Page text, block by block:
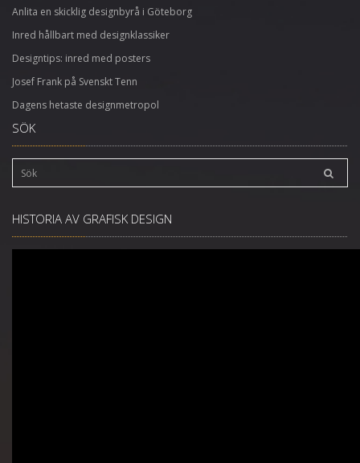
Anlita en skicklig designbyrå i Göteborg
Inred hållbart med designklassiker
Designtips: inred med posters
Josef Frank på Svenskt Tenn
Dagens hetaste designmetropol
SÖK
HISTORIA AV GRAFISK DESIGN